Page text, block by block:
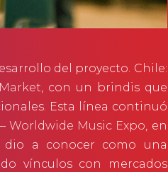
del proyecto. Chile:
, con un brindis que
Esta línea continuó
Worldwide Music Expo, en
a conocer como una
vínculos con mercados